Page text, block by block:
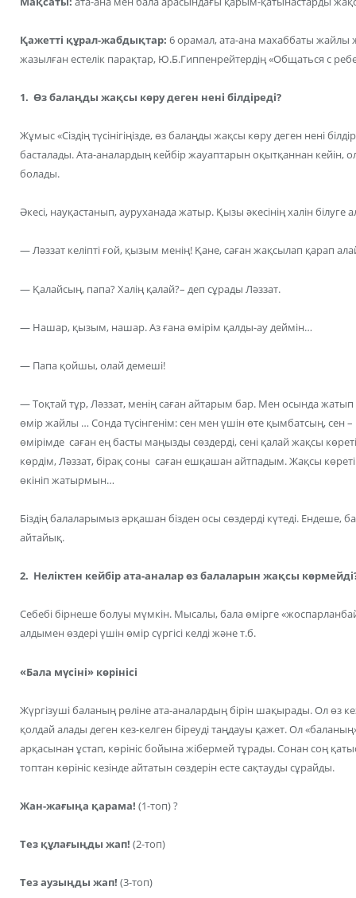
Қажетті құрал-жабдықтар: 6 орамал, ата-ана махаббаты жайлы
жазылған естелік парақтар, Ю.Б.Гиппенрейтердің «Общаться с
1. Өз балаңды жақсы көру деген нені білдіреді?
Жұмыс «Сіздің түсінігіңізде, өз балаңды жақсы көру деген нені
басталады. Ата-аналардың кейбір жауаптарын оқытқаннан кейін,
болады.
Әкесі, науқастанып, ауруханада жатыр. Қызы әкесінің халін білуге
— Ләззат келіпті ғой, қызым менің! Қане, саған жақсылап қарап
— Қалайсың, папа? Халің қалай?– деп сұрады Ләззат.
— Нашар, қызым, нашар. Аз ғана өмірім қалды-ау деймін…
— Папа қойшы, олай демеші!
— Тоқтай тұр, Ләззат, менің саған айтарым бар. Мен осында
өмір жайлы … Сонда түсінгенім: сен мен үшін өте қымбатсың,
өмірімде саған ең басты маңызды сөздерді, сені қалай жақсы
көрдім, Ләззат, бірақ соны саған ешқашан айтпадым. Жақсы
өкініп жатырмын…
Біздің балаларымыз әрқашан бізден осы сөздерді күтеді.
айтайық.
2. Неліктен кейбір ата-аналар өз балаларын жақсы
Себебі бірнеше болуы мүмкін. Мысалы, бала өмірге
алдымен өздері үшін өмір сүргісі келді және т.б.
«Бала мүсіні» көрінісі
Жүргізуші баланың рөліне ата-аналардың бірін шақырады. Ол өз
қолдай алады деген кез-келген біреуді таңдауы қажет. Ол
арқасынан ұстап, көрініс бойына жібермей тұрады. Сонан соң
топтан көрініс кезінде айтатын сөздерін есте сақтауды сұрайды.
Жан-жағыңа қарама! (1-топ) ?
Тез құлағыңды жап! (2-топ)
Тез аузыңды жап! (3-топ)